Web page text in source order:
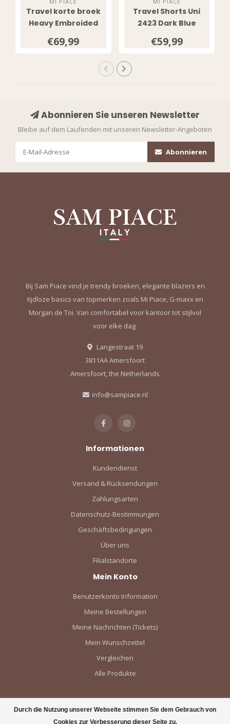
Travel korte broek
Heavy Embroided
Multicolour
€69,99
Travel Shorts Uni
2423 Dark Blue
€59,99
Durch die Nutzung unserer Webseite stimmen Sie dem Gebrauch von
Cookies zur Verbesserung dieser Seite zu.
Abonnieren Sie unseren Newsletter
Bleibe auf dem Laufenden mit unseren Newsletter-Angeboten
Abonnieren
Bij Sam Piace vind je trendy broeken, elegante blazers en
tijdloze basics van topmerken zoals Mi Piace, G-maxx en
Morgan de Toi. Van comfortabel voor kantoor tot stijlvol
voor elke dag.
Langestraat 19
3811AA Amersfoort
Amersfoort, the Netherlands
info@sampiace.nl
Informationen
Kundendienst
Versand & Rücksendungen
Zahlungsarten
Datenschutz-Bestimmungen
Geschäftsbedingungen
Über uns
Filialstandorte
Mein Konto
Benutzerkonto Information
Meine Bestellungen
Meine Nachrichten (Tickets)
Mein Wunschzettel
Vergleichen
Alle Produkte